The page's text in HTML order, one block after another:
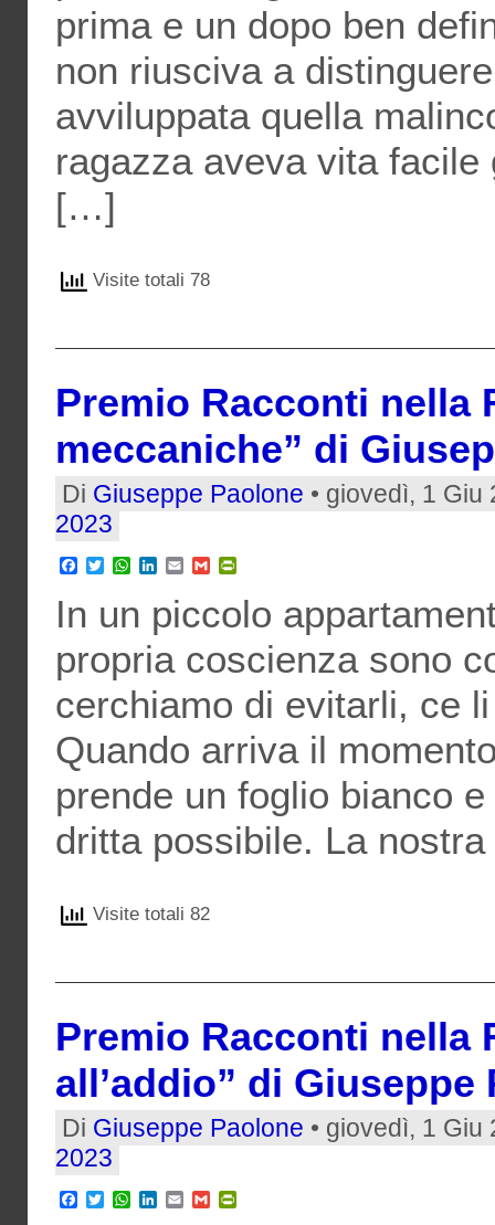
prima e un dopo ben
non riusciva a
avviluppata quella
ragazza aveva vita
[…]
Visite totali 78
Premio Racconti nella
meccaniche” di
Di Giuseppe Paolone • giovedì, 1
2023
Facebook
TwitterWhatsApp
LinkedIn
EmailGmail
In un piccolo
propria coscienza sono
cerchiamo di evitarli, ce
Quando arriva il
prende un foglio bianco
dritta possibile. La
Visite totali 82
Premio Racconti nella
all’addio” di Giuseppe
Di Giuseppe Paolone • giovedì, 1
2023
Facebook
TwitterWhatsApp
LinkedIn
EmailGmail